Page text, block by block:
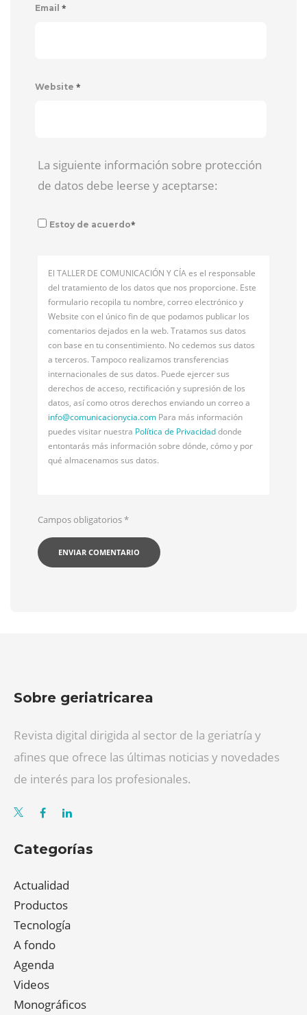
Email *
Website *
La siguiente información sobre protección
de datos debe leerse y aceptarse:
Estoy de acuerdo*
El TALLER DE COMUNICACIÓN Y CÍA es el responsable
del tratamiento de los datos que nos proporcione. Este
formulario recopila tu nombre, correo electrónico y
Website con el único fin de que podamos publicar los
comentarios dejados en la web. Tratamos sus datos
con base en tu consentimiento. No cedemos sus datos
a terceros. Tampoco realizamos transferencias
internacionales de sus datos. Puede ejercer sus
derechos de acceso, rectificación y supresión de los
datos, así como otros derechos enviando un correo a
info@comunicacionycia.com Para más información
puedes visitar nuestra Política de Privacidaddonde
entontarás más información sobre dónde, cómo y por
qué almacenamos sus datos.
Campos obligatorios*
Sobre geriatricarea
Revista digital dirigida al sector de la geriatría y
afines que ofrece las últimas noticias y novedades
de interés para los profesionales.
Categorías
Actualidad
Productos
Tecnología
A fondo
Agenda
Videos
Monográficos